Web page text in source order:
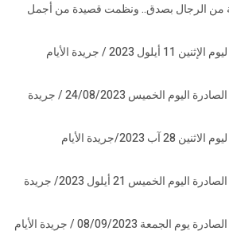
من الرجال بصدق.. ونظمت قصيدة من أجمل
أسرار الصحف اللبنانية ليوم الإثنين 11 أيلول 2023 / جريدة الأيام
أسرار الصّحف اللبنانية الصادرة اليوم الخميس 24/08/2023 / جريدة
أسرار الصحف اللبنانية ليوم الاثنين 28 آب 2023/جريدة الأيام
أسرار الصحف اللبنانية الصادرة اليوم الخميس 21 أيلول 2023/ جريدة
أسرار الصحف اللبنانية الصادرة يوم الجمعة 08/09/2023 / جريدة الأيام